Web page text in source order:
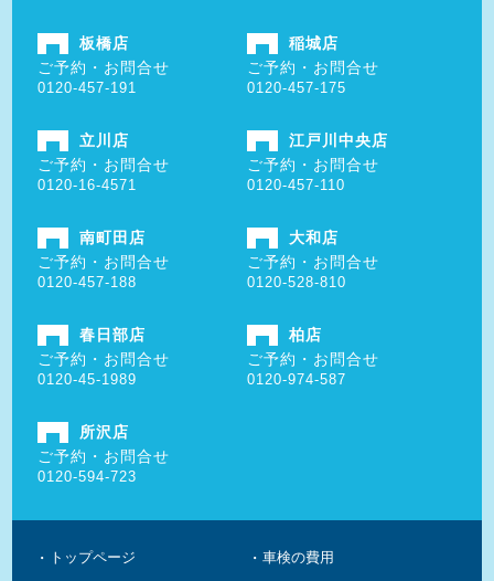
板橋店
ご予約・お問合せ
0120-457-191
稲城店
ご予約・お問合せ
0120-457-175
立川店
ご予約・お問合せ
0120-16-4571
江戸川中央店
ご予約・お問合せ
0120-457-110
南町田店
ご予約・お問合せ
0120-457-188
大和店
ご予約・お問合せ
0120-528-810
春日部店
ご予約・お問合せ
0120-45-1989
柏店
ご予約・お問合せ
0120-974-587
所沢店
ご予約・お問合せ
0120-594-723
トップページ 車検の費用